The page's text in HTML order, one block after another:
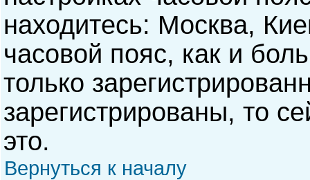
находитесь: Москва,
часовой пояс, как и
только
зарегистрированы, то
это.
Вернуться к началу